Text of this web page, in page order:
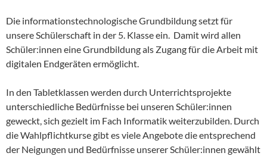
Die informationstechnologische Grundbildung setzt für
unsere Schülerschaft in der 5. Klasse ein. Damit wird allen
Schüler:innen eine Grundbildung als Zugang für die Arbeit mit
digitalen Endgeräten ermöglicht.
In den Tabletklassen werden durch Unterrichtsprojekte
unterschiedliche Bedürfnisse bei unseren Schüler:innen
geweckt, sich gezielt im Fach Informatik weiterzubilden. Durch
die Wahlpflichtkurse gibt es viele Angebote die entsprechend
der Neigungen und Bedürfnisse unserer Schüler:innen gewählt